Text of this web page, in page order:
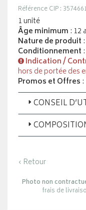
Référence CIP :
1 unité
Âge minimum : 12
Nature de produit
Conditionnement
Indication /
hors de portée des
Promos et Offres
CONSEIL
‹ Retour
Photo non
frais de